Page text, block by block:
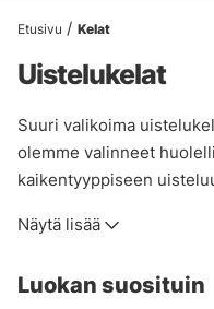
Etusivu Kelat
Uistelukelat
Suuri valikoima
olemme valinneet
kaikentyyppiseen
Näytä lisää
Luokan suosituin